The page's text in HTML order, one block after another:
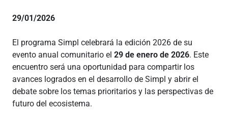
29/01/2026
El programa Simpl celebrará la edición 2026 de su
evento anual comunitario el 29 de enero de 2026. Este
encuentro será una oportunidad para compartir los
avances logrados en el desarrollo de Simpl y abrir el
debate sobre los temas prioritarios y las perspectivas de
futuro del ecosistema.